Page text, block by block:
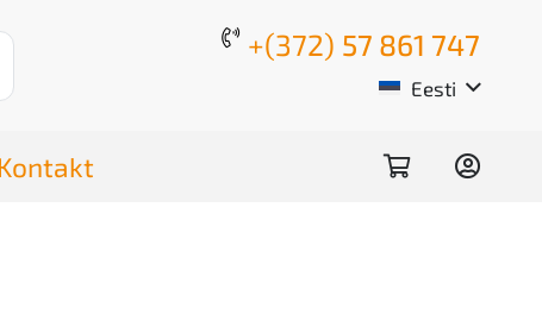
+(372) 57 861 747
Eesti
Kontakt